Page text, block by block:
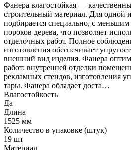
Фанера влагостойкая —
строительный материал. Для одной
подбирается специально, с
пороков дерева, что позволяет
отделочных работ. Полное
изготовления обеспечивает
внешний вид изделия. Фанера
работ: внутренней отделки
рекламных стендов, изготовления
тары. Фанера обладает доста…
Влагостойкость
Да
Длина
1525 мм
Количество в упаковке (штук)
19 шт
Материал